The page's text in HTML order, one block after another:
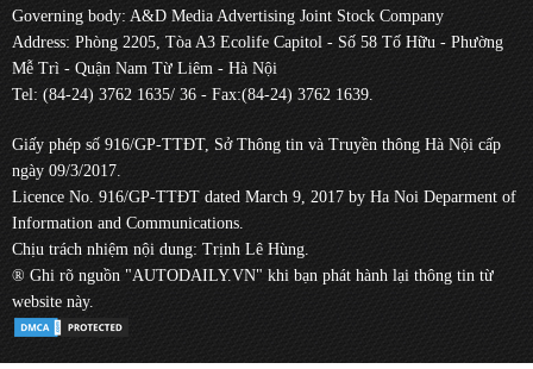
Governing body: A&D Media Advertising Joint Stock Company
Address: Phòng 2205, Tòa A3 Ecolife Capitol - Số 58 Tố Hữu - Phường
Mễ Trì - Quận Nam Từ Liêm - Hà Nội
Tel: (84-24) 3762 1635/ 36 - Fax:(84-24) 3762 1639.
Giấy phép số 916/GP-TTĐT, Sở Thông tin và Truyền thông Hà Nội cấp
ngày 09/3/2017.
Licence No. 916/GP-TTĐT dated March 9, 2017 by Ha Noi Deparment of
Information and Communications.
Chịu trách nhiệm nội dung: Trịnh Lê Hùng.
® Ghi rõ nguồn "AUTODAILY.VN" khi bạn phát hành lại thông tin từ
website này.